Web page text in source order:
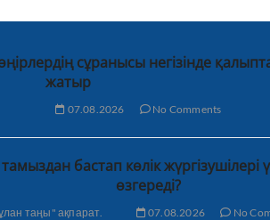
сұранысы негізінде
жатыр
07.08.2026 No Comments
бастап көлік жүргізушілері
өзгереді?
таңы" ақпарат. 07.08.2026 No